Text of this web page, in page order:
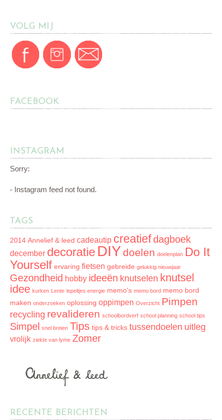
VOLG MIJ
FACEBOOK
INSTAGRAM
Sorry:
- Instagram feed not found.
TAGS
2014 Annelief & leed cadeautip creatiefdagboek
december decoratie DIY doelen doelenplan Do It
Yourself ervaring fietsen gebreide gelukkig nieuwjaar
Gezondheid hobby ideeën knutselen knutsel
idee kurken Lente lepeltjes energie memo's memo bord memo bord
maken onderzoeken oplossing oppimpen Overzicht Pimpen
recycling revalideren schoolbordverf school planning school tips
Simpel snel breien Tips tips & tricks tussendoelen uitleg
vrolijk ziekte van lyme Zomer
RECENTE BERICHTEN